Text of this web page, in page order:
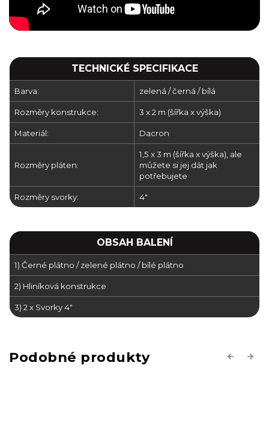
TECHNICKÉ SPECIFIKACE
Barva: zelená / černá / bílá
Rozměry konstrukce: 3 x 2 m (šířka x výška)
Materiál: Dacron
Rozměry pláten:
1,5 x 3 m (šířka x výška), ale
můžete si jej dát jak
potřebujete
Rozměry svorky: 4"
OBSAH BALENÍ
1) Černé plátno / zelené plátno / bílé plátno
2) Hliníková konstrukce
3) 2 x Svorky 4"
Previous
Next